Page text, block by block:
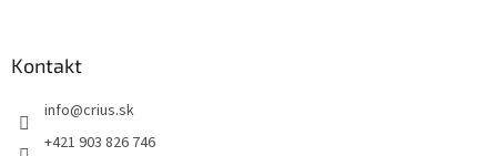
Kontakt
info@crius.sk
+421 903 826 746